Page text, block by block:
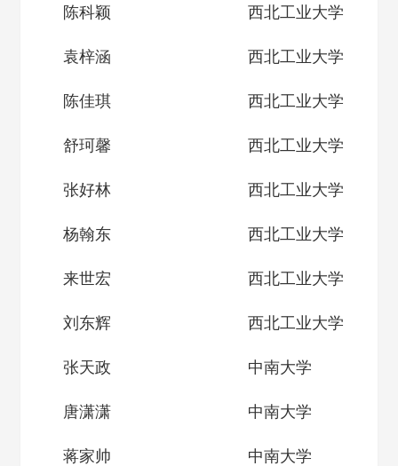
陈科颖 西北工业大学
袁梓涵 西北工业大学
陈佳琪 西北工业大学
舒珂馨 西北工业大学
张好林 西北工业大学
杨翰东 西北工业大学
来世宏 西北工业大学
刘东辉 西北工业大学
张天政 中南大学
唐潇潇 中南大学
蒋家帅 中南大学